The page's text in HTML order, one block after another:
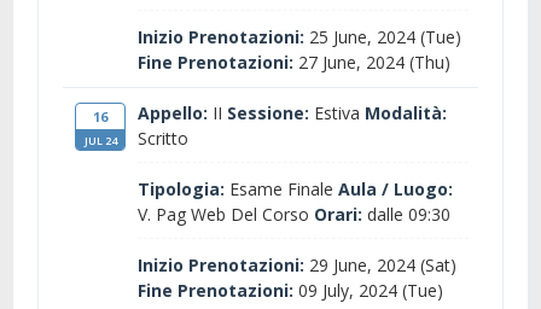
Inizio Prenotazioni: 25 June, 2024 (Tue)
Fine Prenotazioni: 27 June, 2024 (Thu)
16
JUL 24
Appello: II Sessione: Estiva Modalità:
Scritto
Tipologia: Esame Finale Aula / Luogo:
V. Pag Web Del Corso Orari: dalle 09:30
Inizio Prenotazioni: 29 June, 2024 (Sat)
Fine Prenotazioni: 09 July, 2024 (Tue)